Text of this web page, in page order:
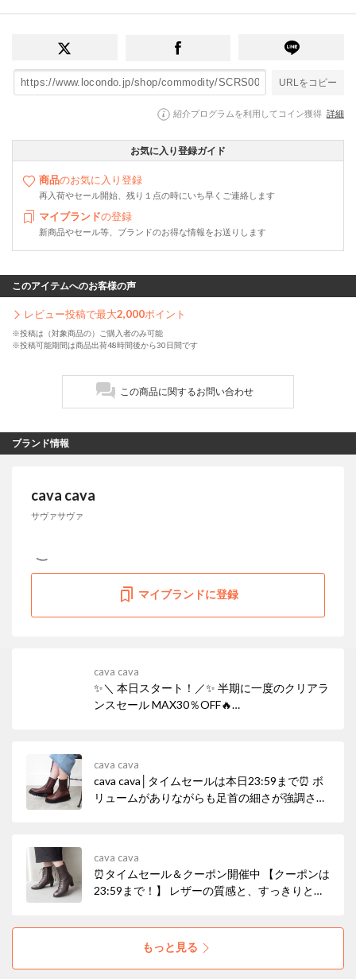
URLをコピー
紹介プログラムを利用してコイン獲得 詳細
お気に入り登録ガイド
商品のお気に入り登録
再入荷やセール開始、残り１点の時にいち早くご連絡します
マイブランドの登録
新商品やセール等、ブランドのお得な情報をお送りします
このアイテムへのお客様の声
レビュー投稿で最大2,000ポイント
※投稿は（対象商品の）ご購入者のみ可能
※投稿可能期間は商品出荷48時間後から30日間です
この商品に関するお問い合わせ
ブランド情報
cava cava
サヴァサヴァ
マイブランドに登録
cava cava
✨＼ 本日スタート！／✨ 半期に一度のクリアラ
ンスセール MAX30％OFF🔥
cava cava
cava cava│タイムセールは本日23:59まで⏰ ボ
リュームがありながらも足首の細さが強調され
cava cava
⏰タイムセール＆クーポン開催中 【クーポンは
23:59まで！】 レザーの質感と、すっきりとし
さ。高級感と実用性を兼ね備えた、日常に寄り
添うブーツです。
もっと見る